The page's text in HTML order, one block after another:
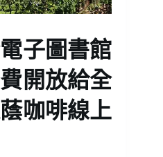
子圖書館
開放給全
咖啡線上